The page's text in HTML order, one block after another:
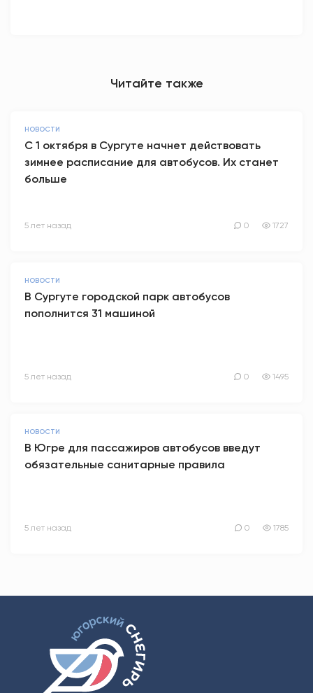
Читайте также
НОВОСТИ
С 1 октября в Сургуте начнет действовать
зимнее расписание для автобусов. Их станет
больше
5 лет назад 0 1727
НОВОСТИ
В Сургуте городской парк автобусов
пополнится 31 машиной
5 лет назад 0 1495
НОВОСТИ
В Югре для пассажиров автобусов введут
обязательные санитарные правила
5 лет назад 0 1785